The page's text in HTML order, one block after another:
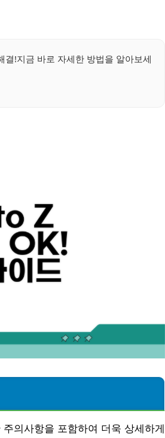
!지금 바로 자세한 방법을 알아보세
의사항을 포함하여 더욱 상세하게